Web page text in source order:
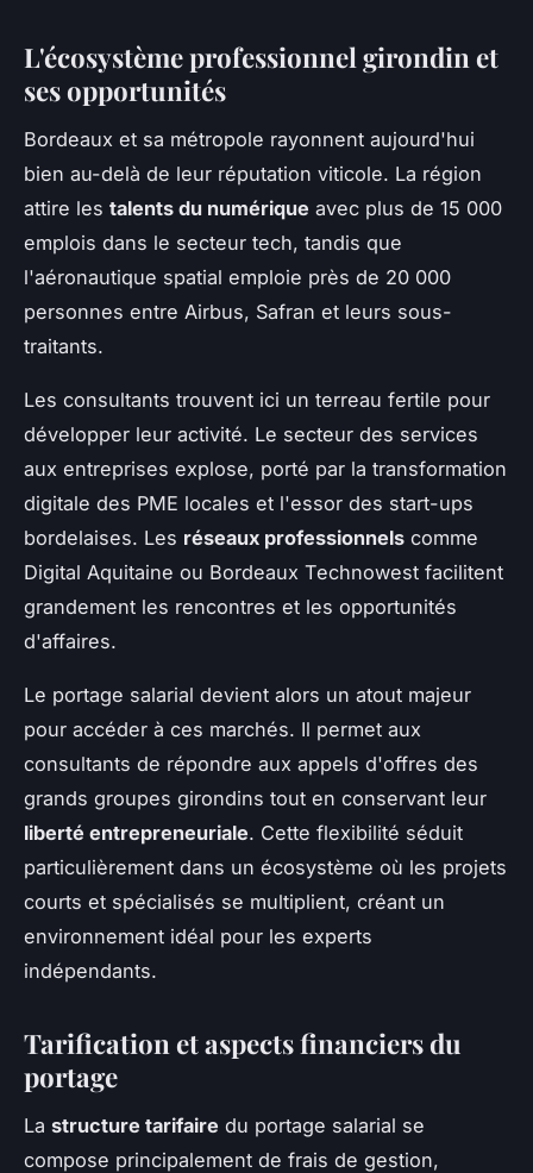
L'écosystème professionnel girondin et
ses opportunités
Bordeaux et sa métropole rayonnent aujourd'hui
bien au-delà de leur réputation viticole. La région
attire les talents du numérique avec plus de 15 000
emplois dans le secteur tech, tandis que
l'aéronautique spatial emploie près de 20 000
personnes entre Airbus, Safran et leurs sous-
traitants.
Les consultants trouvent ici un terreau fertile pour
développer leur activité. Le secteur des services
aux entreprises explose, porté par la transformation
digitale des PME locales et l'essor des start-ups
bordelaises. Les réseaux professionnels comme
Digital Aquitaine ou Bordeaux Technowest facilitent
grandement les rencontres et les opportunités
d'affaires.
Le portage salarial devient alors un atout majeur
pour accéder à ces marchés. Il permet aux
consultants de répondre aux appels d'offres des
grands groupes girondins tout en conservant leur
liberté entrepreneuriale. Cette flexibilité séduit
particulièrement dans un écosystème où les projets
courts et spécialisés se multiplient, créant un
environnement idéal pour les experts
indépendants.
Tarification et aspects financiers du
portage
La structure tarifaire du portage salarial se
compose principalement de frais de gestion,